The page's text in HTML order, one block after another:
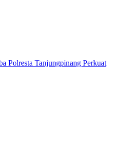
Polresta Tanjungpinang Perkuat